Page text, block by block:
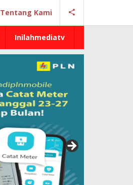
Tentang Kami
Inilahmediatv